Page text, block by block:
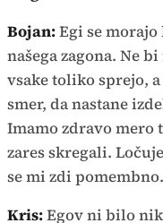
Bojan:Egi se
našega zagona. Ne
vsake toliko sprejo,
smer, da nastane
Imamo zdravo
zares skregali.
se mi zdi pomembno.
Kris:Egov ni bilo